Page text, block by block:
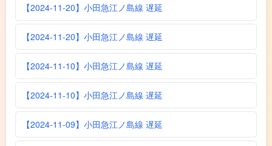
【2024-11-20】小田急江ノ島線 遅延
【2024-11-20】小田急江ノ島線 遅延
【2024-11-10】小田急江ノ島線 遅延
【2024-11-10】小田急江ノ島線 遅延
【2024-11-09】小田急江ノ島線 遅延